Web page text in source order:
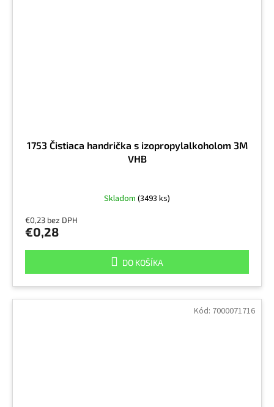
1753 Čistiaca handrička s izopropylalkoholom 3M
VHB
Skladom (3493 ks)
€0,23 bez DPH
€0,28
DO KOŠÍKA
Kód: 7000071716